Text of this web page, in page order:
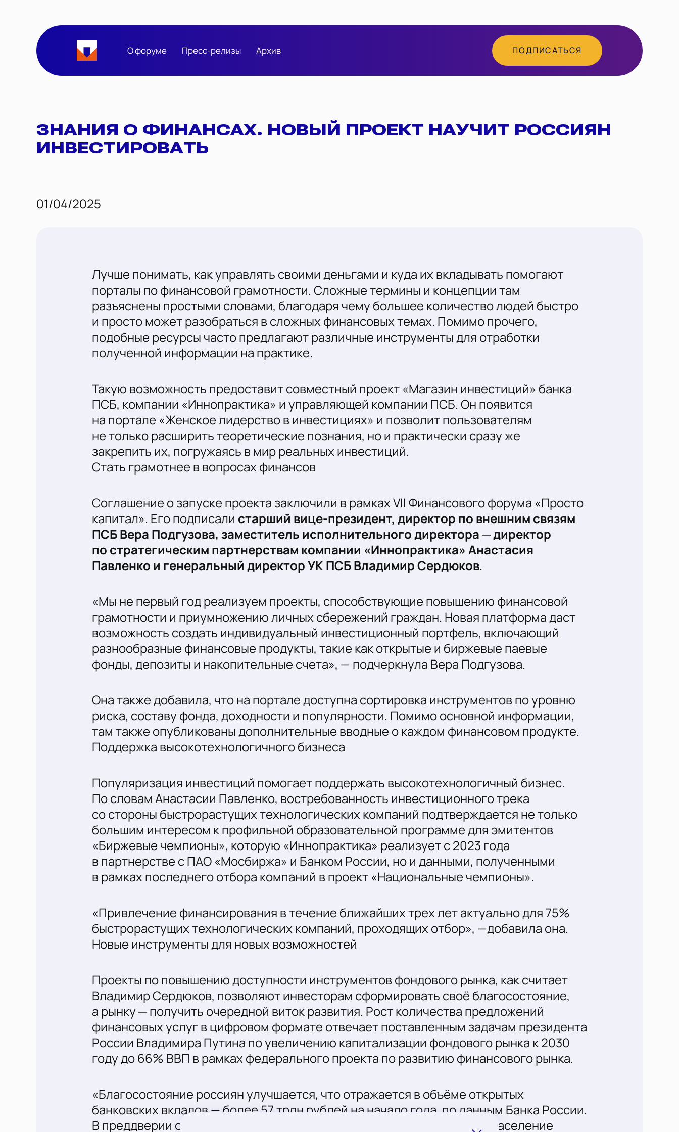
О форуме Пресс-релизы Архив ПОДПИСАТЬСЯ
ЗНАНИЯ О ФИНАНСАХ. НОВЫЙ ПРОЕКТ НАУЧИТ РОССИЯН
ИНВЕСТИРОВАТЬ
01/04/2025
Лучше понимать, как управлять своими деньгами и куда их вкладывать помогают
порталы по финансовой грамотности. Сложные термины и концепции там
разъяснены простыми словами, благодаря чему большее количество людей быстро
и просто может разобраться в сложных финансовых темах. Помимо прочего,
подобные ресурсы часто предлагают различные инструменты для отработки
полученной информации на практике.
Такую возможность предоставит совместный проект «Магазин инвестиций» банка
ПСБ, компании «Иннопрактика» и управляющей компании ПСБ. Он появится
на портале «Женское лидерство в инвестициях» и позволит пользователям
не только расширить теоретические познания, но и практически сразу же
закрепить их, погружаясь в мир реальных инвестиций.
Стать грамотнее в вопросах финансов
Соглашение о запуске проекта заключили в рамках VII Финансового форума «Просто
капитал». Его подписали старший вице-президент, директор по внешним связям
ПСБ Вера Подгузова, заместитель исполнительного директора ─ директор
по стратегическим партнерствам компании «Иннопрактика» Анастасия
Павленко и генеральный директор УК ПСБ Владимир Сердюков.
«Мы не первый год реализуем проекты, способствующие повышению финансовой
грамотности и приумножению личных сбережений граждан. Новая платформа даст
возможность создать индивидуальный инвестиционный портфель, включающий
разнообразные финансовые продукты, такие как открытые и биржевые паевые
фонды, депозиты и накопительные счета», — подчеркнула Вера Подгузова.
Она также добавила, что на портале доступна сортировка инструментов по уровню
риска, составу фонда, доходности и популярности. Помимо основной информации,
там также опубликованы дополнительные вводные о каждом финансовом продукте.
Поддержка высокотехнологичного бизнеса
Популяризация инвестиций помогает поддержать высокотехнологичный бизнес.
По словам Анастасии Павленко, востребованность инвестиционного трека
со стороны быстрорастущих технологических компаний подтверждается не только
большим интересом к профильной образовательной программе для эмитентов
«Биржевые чемпионы», которую «Иннопрактика» реализует с 2023 года
в партнерстве с ПАО «Мосбиржа» и Банком России, но и данными, полученными
в рамках последнего отбора компаний в проект «Национальные чемпионы».
«Привлечение финансирования в течение ближайших трех лет актуально для 75%
быстрорастущих технологических компаний, проходящих отбор», —добавила она.
Новые инструменты для новых возможностей
Проекты по повышению доступности инструментов фондового рынка, как считает
Владимир Сердюков, позволяют инвесторам сформировать своё благосостояние,
а рынку ─ получить очередной виток развития. Рост количества предложений
финансовых услуг в цифровом формате отвечает поставленным задачам президента
России Владимира Путина по увеличению капитализации фондового рынка к 2030
году до 66% ВВП в рамках федерального проекта по развитию финансового рынка.
«Благосостояние россиян улучшается, что отражается в объёме открытых
банковских вкладов — более 57 трлн рублей на начало года, по данным Банка России.
В преддверии ожидаемого смягчения денежно-кредитной политики население